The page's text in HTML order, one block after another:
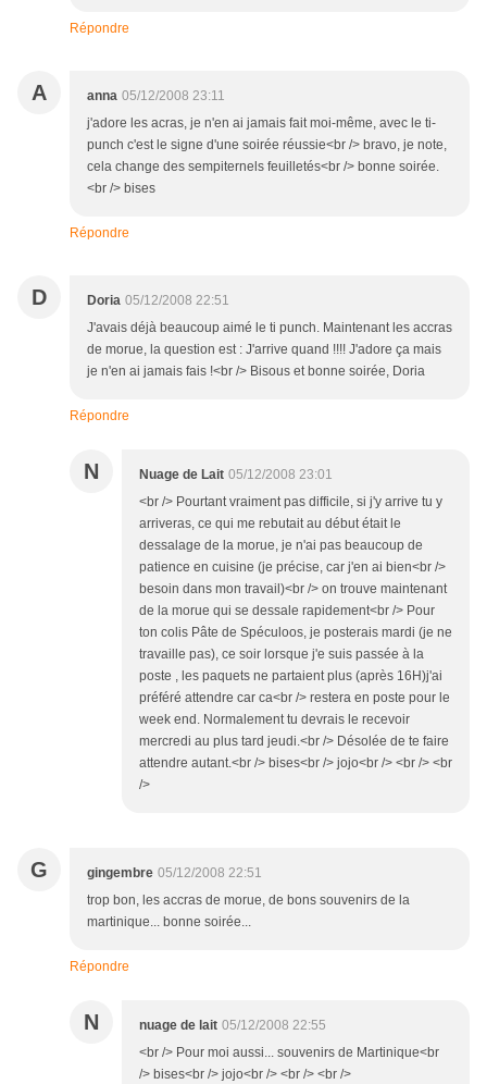
Répondre
A anna 05/12/2008 23:11
j'adore les acras, je n'en ai jamais fait moi-même, avec le ti-
punch c'est le signe d'une soirée réussie<br /> bravo, je note,
cela change des sempiternels feuilletés<br /> bonne soirée.
<br /> bises
Répondre
D Doria 05/12/2008 22:51
J'avais déjà beaucoup aimé le ti punch. Maintenant les accras
de morue, la question est : J'arrive quand !!!! J'adore ça mais
je n'en ai jamais fais !<br /> Bisous et bonne soirée, Doria
Répondre
N Nuage de Lait 05/12/2008 23:01
<br /> Pourtant vraiment pas difficile, si j'y arrive tu y
arriveras, ce qui me rebutait au début était le
dessalage de la morue, je n'ai pas beaucoup de
patience en cuisine (je précise, car j'en ai bien<br />
besoin dans mon travail)<br /> on trouve maintenant
de la morue qui se dessale rapidement<br /> Pour
ton colis Pâte de Spéculoos, je posterais mardi (je ne
travaille pas), ce soir lorsque j'e suis passée à la
poste , les paquets ne partaient plus (après 16H)j'ai
préféré attendre car ca<br /> restera en poste pour le
week end. Normalement tu devrais le recevoir
mercredi au plus tard jeudi.<br /> Désolée de te faire
attendre autant.<br /> bises<br /> jojo<br /> <br /> <br
/>
G gingembre 05/12/2008 22:51
trop bon, les accras de morue, de bons souvenirs de la
martinique... bonne soirée...
Répondre
N nuage de lait 05/12/2008 22:55
<br /> Pour moi aussi... souvenirs de Martinique<br
/> bises<br /> jojo<br /> <br /> <br />